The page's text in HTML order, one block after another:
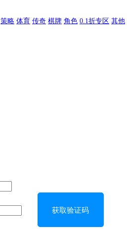
策略 体育 传奇 棋牌 角色 0.1折专区 其他
获取验证码